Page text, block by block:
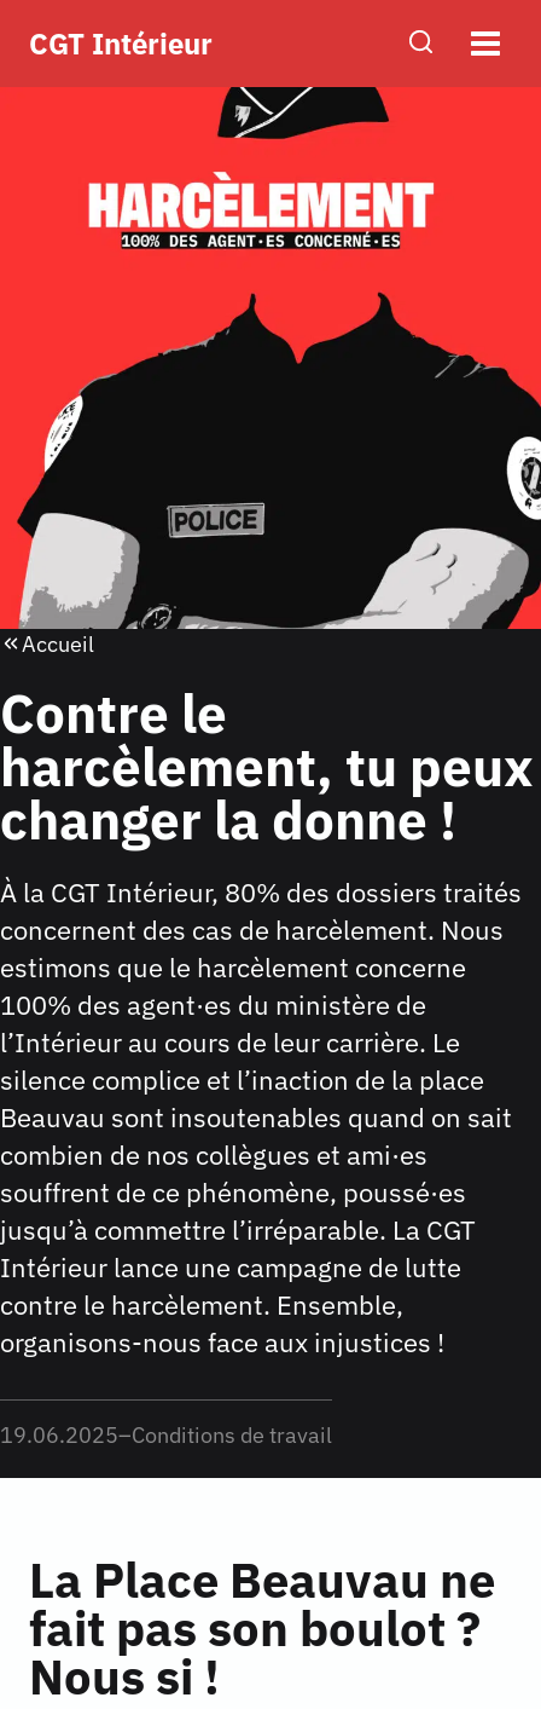
CGT Intérieur
Accueil
Contre le
harcèlement, tu peux
changer la donne !
À la CGT Intérieur, 80% des dossiers traités
concernent des cas de harcèlement. Nous
estimons que le harcèlement concerne
100% des agent·es du ministère de
l’Intérieur au cours de leur carrière. Le
silence complice et l’inaction de la place
Beauvau sont insoutenables quand on sait
combien de nos collègues et ami·es
souffrent de ce phénomène, poussé·es
jusqu’à commettre l’irréparable. La CGT
Intérieur lance une campagne de lutte
contre le harcèlement. Ensemble,
organisons-nous face aux injustices !
19.06.2025–Conditions de travail
La Place Beauvau ne
fait pas son boulot ?
Nous si !